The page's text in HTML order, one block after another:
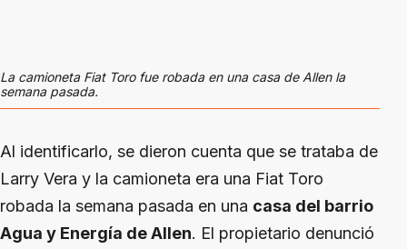
La camioneta Fiat Toro fue robada en una casa de Allen la
semana pasada.
Al identificarlo, se dieron cuenta que se trataba de
Larry Vera y la camioneta era una Fiat Toro
robada la semana pasada en una casa del barrio
Agua y Energía de Allen. El propietario denunció